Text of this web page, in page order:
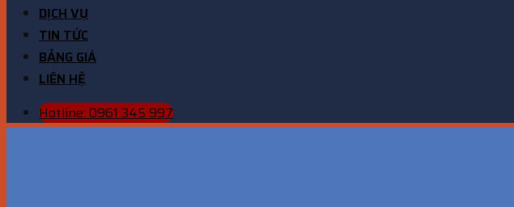
DỊCH VỤ
TIN TỨC
BẢNG GIÁ
LIÊN HỆ
Hotline: 0961 345 997